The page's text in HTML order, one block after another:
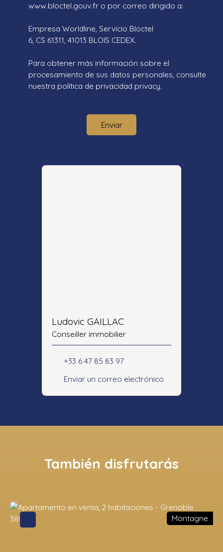
www.bloctel.gouv.fr o por correo dirigido a:
Empresa Worldline, Servicio Bloctel
6, CS 61311, 41013 BLOIS CEDEX.
Para obtener más información sobre el
procesamiento de sus datos personales, consulte
nuestra política de privacidad privacy.
Enviar
Ludovic GAILLAC
Conseiller immobilier
+33 6 47 85 83 97
Enviar un correo electrónico
También disfrutarás
Montagne